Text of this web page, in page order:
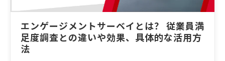
エンゲージメントサーベイとは？ 従業員満
足度調査との違いや効果、具体的な活用方
法